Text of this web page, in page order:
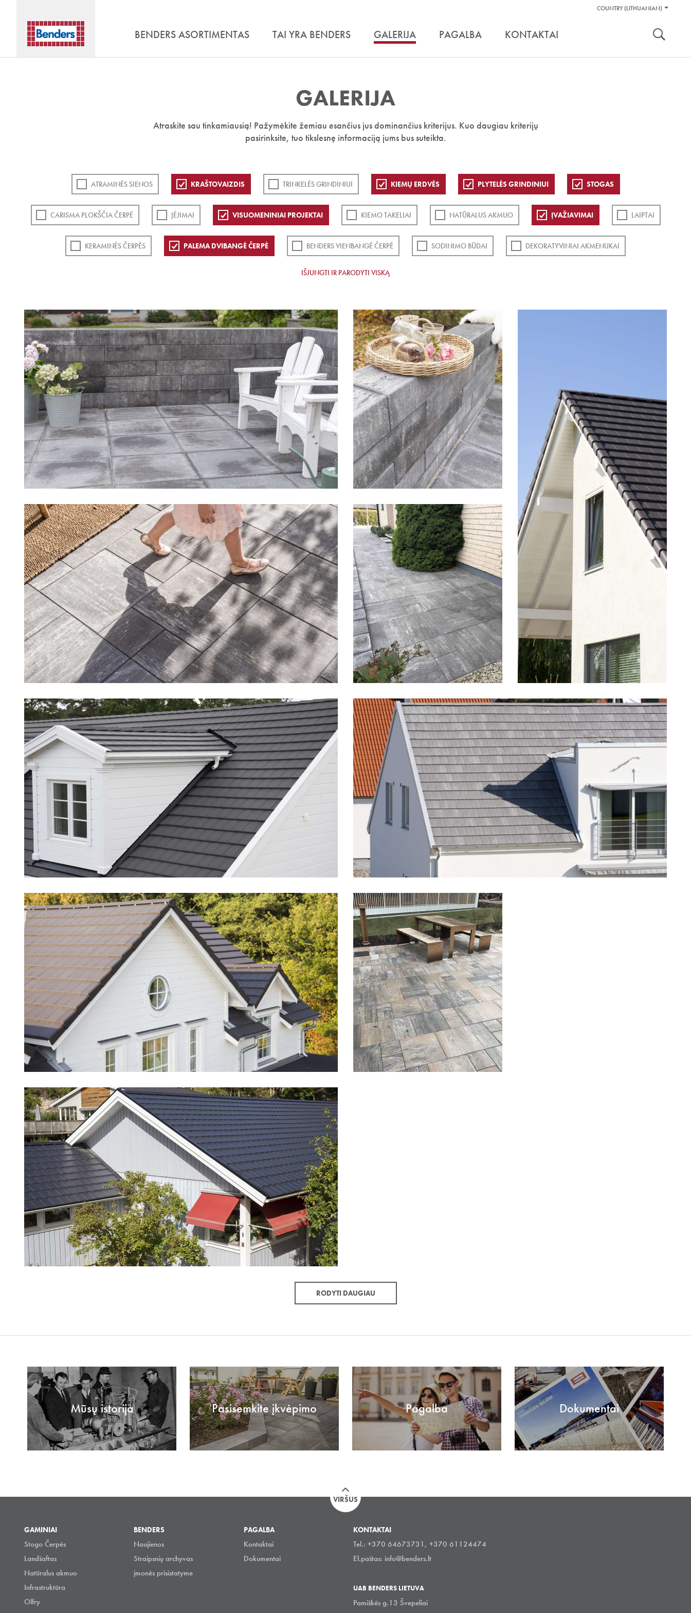
Pagalbos
COUNTRY (LITHUANIAN)
BENDERS ASORTIMENTAS TAI YRA BENDERS GALERIJA PAGALBA KONTAKTAI
GALERIJA
Atraskite sau tinkamiausią! Pažymėkite žemiau esančius jus dominančius kriterijus. Kuo daugiau kriterijų
pasirinksite, tuo tikslesnę informaciją jums bus suteikta.
ATRAMINĖS SIENOS KRAŠTOVAIZDIS TRINKELĖS GRINDINIUI KIEMŲ ERDVĖS PLYTELĖS GRINDINIUI STOGAS
CARISMA PLOKŠČIA ČERPĖ ĮĖJIMAI VISUOMENINIAI PROJEKTAI KIEMO TAKELIAI NATŪRALUS AKMUO ĮVAŽIAVIMAI LAIPTAI
KERAMINĖS ČERPĖS PALEMA DVIBANGĖ ČERPĖ BENDERS VIENBANGĖ ČERPĖ SODINIMO BŪDAI DEKORATYVINIAI AKMENUKAI
IŠJUNGTI IR PARODYTI VISKĄ
RODYTI DAUGIAU
Mūsų istorija Pasisemkite įkvėpimo Pagalba Dokumentai
VIRŠUS
GAMINIAI
Stogo Čerpės
Landšaftas
Natūralus akmuo
Infrastruktūra
Olfry
BENDERS
Naujienos
Straipsnių archyvas
įmonės prisistatyme
PAGALBA
Kontaktai
Dokumentai
KONTAKTAI
Tel.: +370 64673731, +370 61124474
El.paštas: info@benders.lt
UAB BENDERS LIETUVA
Pamiškės g.13 Švepeliai